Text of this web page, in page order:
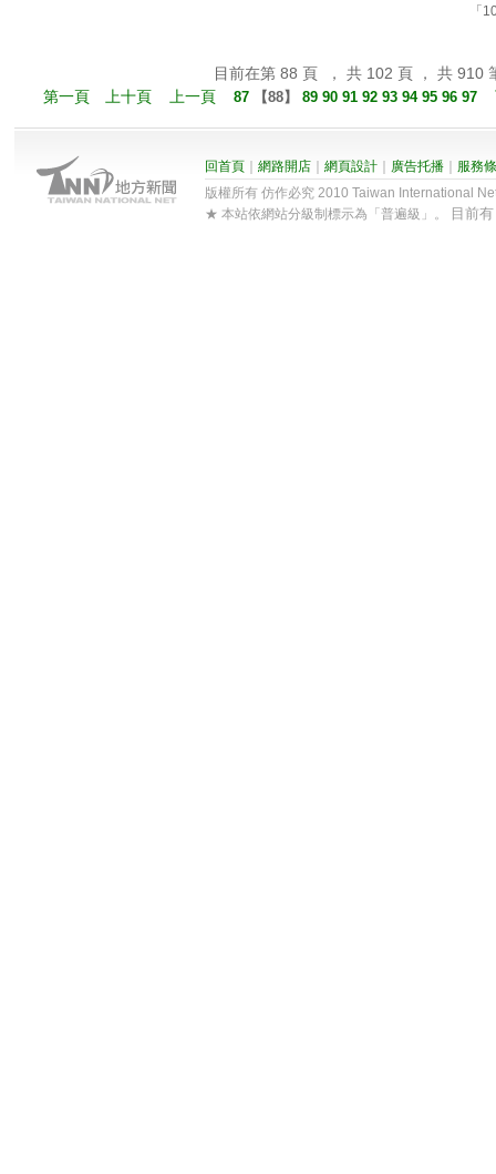
「
目前在第 88 頁 ， 共 102 頁 ， 共 910
第一頁
上十頁 上一頁 87 【88】 89 90 91 92 93 94 95 96 97
回首頁 網路開店 網頁設計 廣告托播
服務
版權所有 仿作必究 2010 Taiwan International
★ 本站依網站分級制標示為「普遍級」。
目前